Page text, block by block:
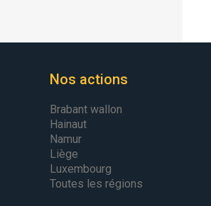
Nos actions
Brabant wallon
Hainaut
Namur
Liège
Luxembourg
Toutes les régions